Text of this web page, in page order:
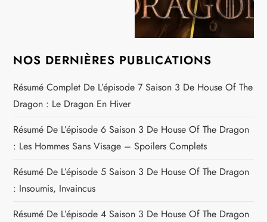
NOS DERNIÈRES PUBLICATIONS
Résumé Complet De L’épisode 7 Saison 3 De House Of The
Dragon : Le Dragon En Hiver
Résumé De L’épisode 6 Saison 3 De House Of The Dragon
: Les Hommes Sans Visage – Spoilers Complets
Résumé De L’épisode 5 Saison 3 De House Of The Dragon
: Insoumis, Invaincus
Résumé De L’épisode 4 Saison 3 De House Of The Dragon